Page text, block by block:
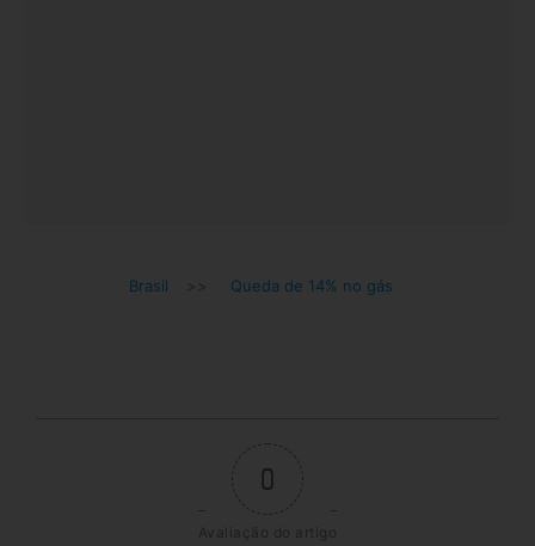
Brasil >> Queda de 14% no gás
0
Avaliação do artigo